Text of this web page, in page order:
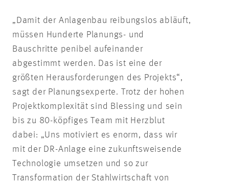
„Damit der Anlagenbau reibungslos abläuft,
müssen Hunderte Planungs- und
Bauschritte penibel aufeinander
abgestimmt werden. Das ist eine der
größten Herausforderungen des Projekts“,
sagt der Planungsexperte. Trotz der hohen
Projektkomplexität sind Blessing und sein
bis zu 80-köpfiges Team mit Herzblut
dabei: „Uns motiviert es enorm, dass wir
mit der DR-Anlage eine zukunftsweisende
Technologie umsetzen und so zur
Transformation der Stahlwirtschaft von